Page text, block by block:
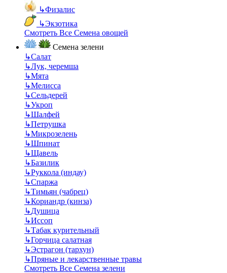
↳Физалис
↳Экзотика
Смотреть Все Семена овощей
Семена зелени
↳Салат
↳Лук, черемша
↳Мята
↳Мелисса
↳Сельдерей
↳Укроп
↳Шалфей
↳Петрушка
↳Микрозелень
↳Шпинат
↳Щавель
↳Базилик
↳Руккола (индау)
↳Спаржа
↳Тимьян (чабрец)
↳Кориандр (кинза)
↳Душица
↳Иссоп
↳Табак курительный
↳Горчица салатная
↳Эстрагон (тархун)
↳Пряные и лекарственные травы
Смотреть Все Семена зелени